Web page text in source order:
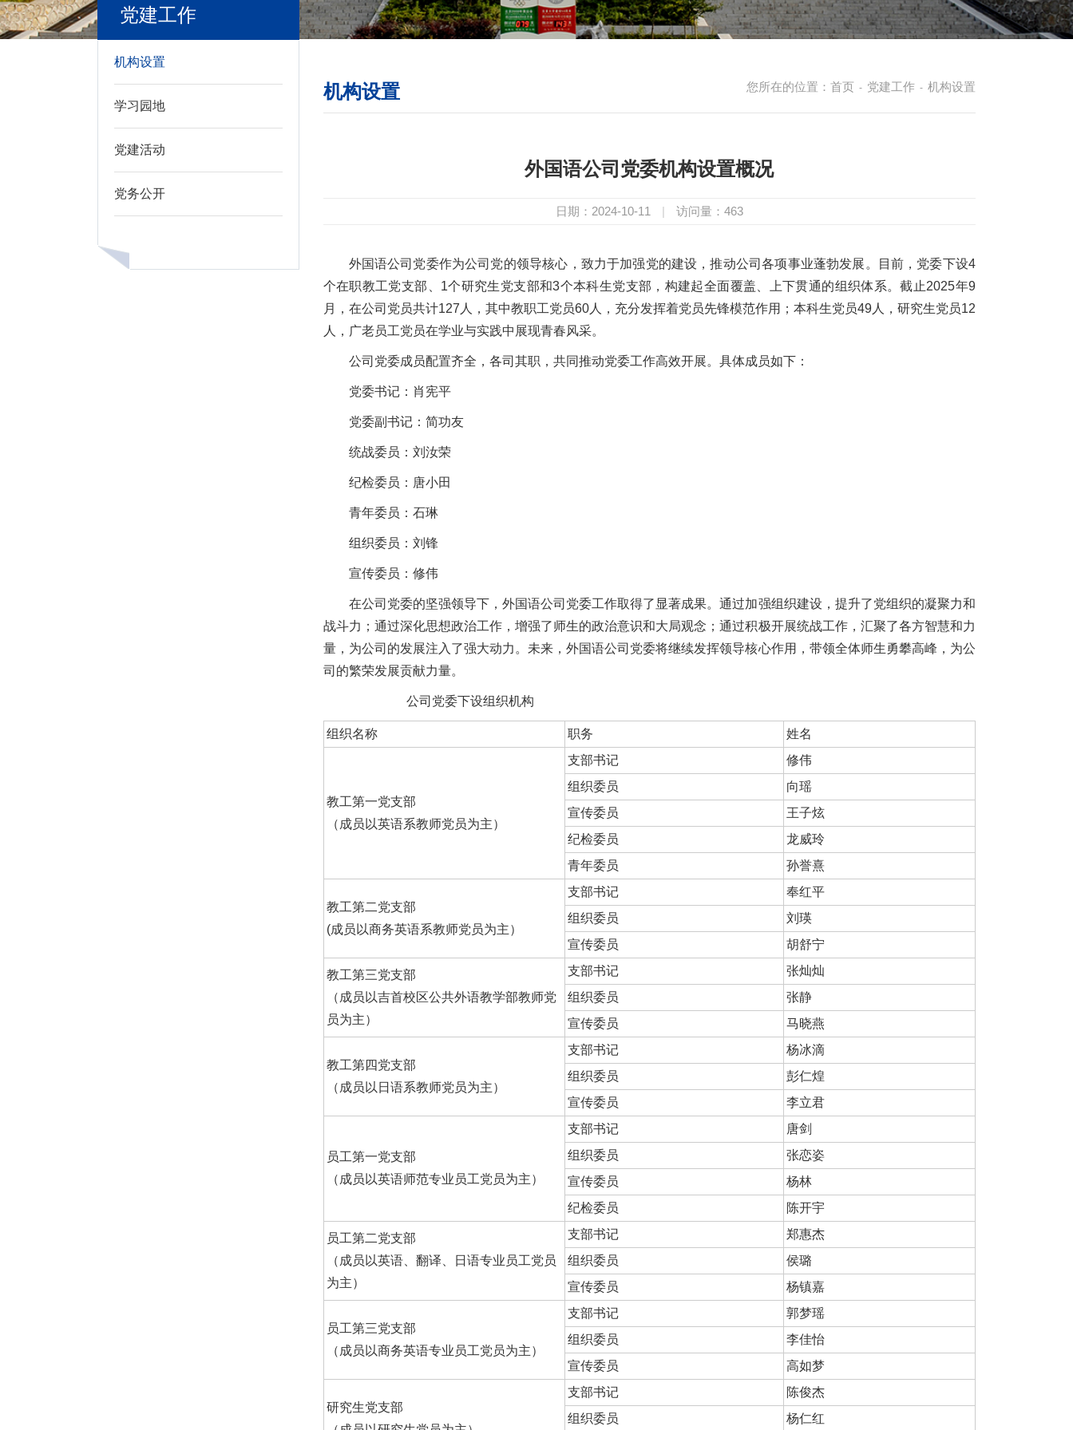
党建工作
机构设置
学习园地
党建活动
党务公开
您所在的位置： 首页 - 党建工作 - 机构设置
机构设置
外国语公司党委机构设置概况
日期：2024-10-11 | 访问量： 463
外国语公司党委作为公司党的领导核心，致力于加强党的建设，推动公司各项事业蓬勃发展。目前，党委下设4
个在职教工党支部、1个研究生党支部和3个本科生党支部，构建起全面覆盖、上下贯通的组织体系。截止2025年9
月，在公司党员共计127人，其中教职工党员60人，充分发挥着党员先锋模范作用；本科生党员49人，研究生党员12
人，广老员工党员在学业与实践中展现青春风采。
公司党委成员配置齐全，各司其职，共同推动党委工作高效开展。具体成员如下：
党委书记：肖宪平
党委副书记：简功友
统战委员：刘汝荣
纪检委员：唐小田
青年委员：石琳
组织委员：刘锋
宣传委员：修伟
在公司党委的坚强领导下，外国语公司党委工作取得了显著成果。通过加强组织建设，提升了党组织的凝聚力和
战斗力；通过深化思想政治工作，增强了师生的政治意识和大局观念；通过积极开展统战工作，汇聚了各方智慧和力
量，为公司的发展注入了强大动力。未来，外国语公司党委将继续发挥领导核心作用，带领全体师生勇攀高峰，为公
司的繁荣发展贡献力量。
公司党委下设组织机构
组织名称 职务 姓名
教工第一党支部
（成员以英语系教师党员为主）
支部书记
修伟
组织委员
向瑶
宣传委员
王子炫
纪检委员
龙威玲
青年委员
孙誉熹
教工第二党支部
(成员以商务英语系教师党员为主）
支部书记
奉红平
组织委员
刘瑛
宣传委员
胡舒宁
教工第三党支部
（成员以吉首校区公共外语教学部教师党
员为主）
支部书记
张灿灿
组织委员
张静
宣传委员
马晓燕
教工第四党支部
（成员以日语系教师党员为主）
支部书记
杨冰滴
组织委员
彭仁煌
宣传委员
李立君
员工第一党支部
（成员以英语师范专业员工党员为主）
支部书记
唐剑
组织委员
张恋姿
宣传委员
杨林
纪检委员
陈开宇
员工第二党支部
（成员以英语、翻译、日语专业员工党员
为主）
支部书记
郑惠杰
组织委员
侯璐
宣传委员
杨镇嘉
员工第三党支部
（成员以商务英语专业员工党员为主）
支部书记
郭梦瑶
组织委员
李佳怡
宣传委员
高如梦
研究生党支部
支部书记
陈俊杰
组织委员
杨仁红